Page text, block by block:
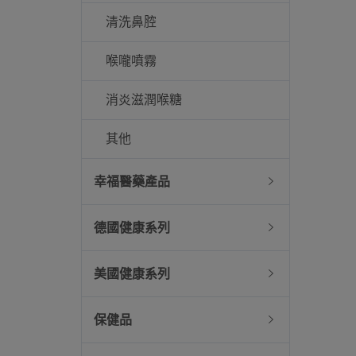
清洗鼻腔
喉嚨噴霧
消炎滋潤喉糖
其他
幸福醫藥產品
德國健康系列
美國健康系列
保健品